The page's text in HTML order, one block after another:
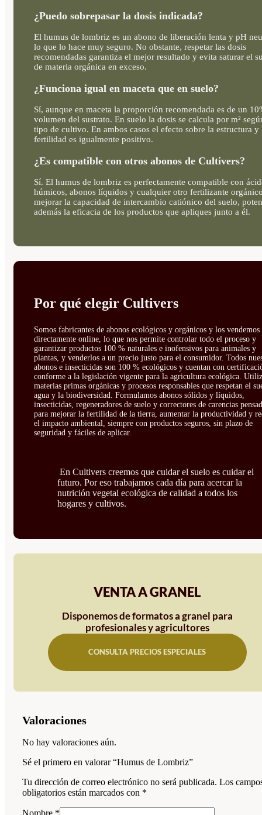
¿Puedo sobrepasar la dosis indicada?
El humus de lombriz es un abono de liberación lenta y pH
lo que lo hace muy seguro. No obstante, respetar las dosis
recomendadas garantiza el mejor resultado y evita saturar el
de materia orgánica en exceso.
¿Funciona igual en maceta que en suelo?
Sí, aunque en maceta la proporción recomendada es de un
volumen del sustrato. En suelo la dosis se calcula por m²
tipo de cultivo. En ambos casos el efecto sobre la estructura y
fertilidad es igualmente positivo.
¿Es compatible con otros abonos de Cultivers?
Sí. El humus de lombriz es perfectamente compatible con
húmicos, abonos líquidos y cualquier otro fertilizante
mejorar la capacidad de intercambio catiónico del suelo,
además la eficacia de los productos que apliques junto a él.
Por qué elegir Cultivers
Somos fabricantes de abonos ecológicos y orgánicos y los vendemos
directamente online, lo que nos permite controlar todo el proceso y
garantizar productos 100 % naturales e inofensivos para animales y
plantas, y venderlos a un precio justo para el consumidor. Todos
abonos e insecticidas son 100 % ecológicos y cuentan con
conforme a la legislación vigente para la agricultura ecológica.
materias primas orgánicas y procesos responsables que respetan el
agua y la biodiversidad. Formulamos abonos sólidos y líquidos,
insecticidas, regeneradores de suelo y correctores de carencias
para mejorar la fertilidad de la tierra, aumentar la productividad y
el impacto ambiental, siempre con productos seguros, sin plazo de
seguridad y fáciles de aplicar.
En Cultivers creemos que cuidar el suelo es cuidar el
futuro. Por eso trabajamos cada día para acercar la
nutrición vegetal ecológica de calidad a todos los
hogares y cultivos.
VENTA A GRANEL
Disponemos de formatos a granel para
profesionales y agricultores
CONSULTA PRECIOS ESPECIALES
Valoraciones
No hay valoraciones aún.
Sé el primero en valorar “Humus de Lombriz”
Tu dirección de correo electrónico no será publicada. Los
obligatorios están marcados con *
Nombre *